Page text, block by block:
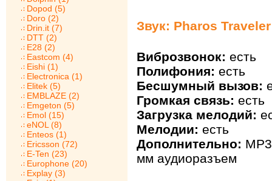
Dopod (5)
Doro (2)
Drin.it (7)
DTT (2)
E28 (2)
Eastcom (4)
Eishi (1)
Electronica (1)
Elitek (5)
EMBLAZE (2)
Emgeton (5)
Emol (15)
eNOL (8)
Enteos (1)
Ericsson (72)
E-Ten (23)
Europhone (20)
Explay (3)
Звук: Pharos Traveler
Виброзвонок: есть
Полифония: есть
Бесшумный вызов:
Громкая связь: есть
Загрузка мелодий:
Мелодии: есть
Дополнительно:
мм аудиоразъем